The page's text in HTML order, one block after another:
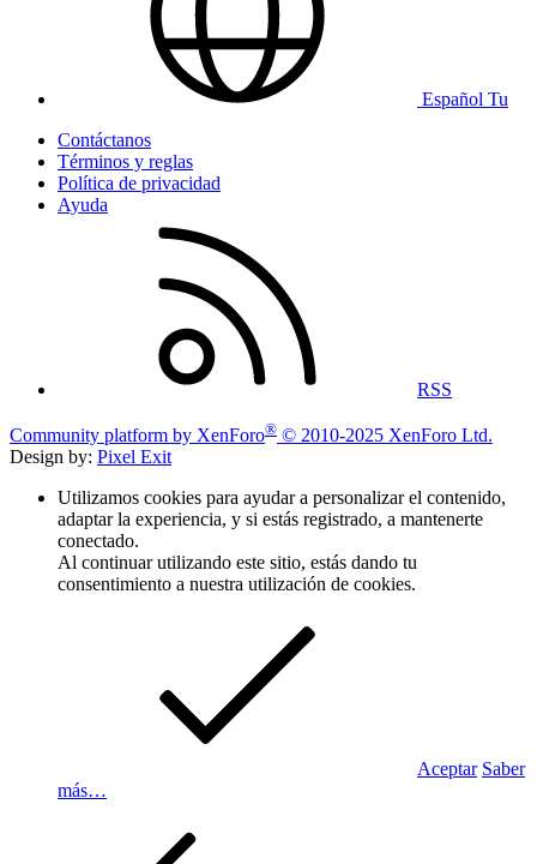
Español Tu
Contáctanos
Términos y reglas
Política de privacidad
Ayuda
RSS
Community platform by XenForo® © 2010-2025 XenForo Ltd.
Design by: Pixel Exit
Utilizamos cookies para ayudar a personalizar el contenido,
adaptar la experiencia, y si estás registrado, a mantenerte
conectado.
Al continuar utilizando este sitio, estás dando tu
consentimiento a nuestra utilización de cookies.
Aceptar Saber
más…